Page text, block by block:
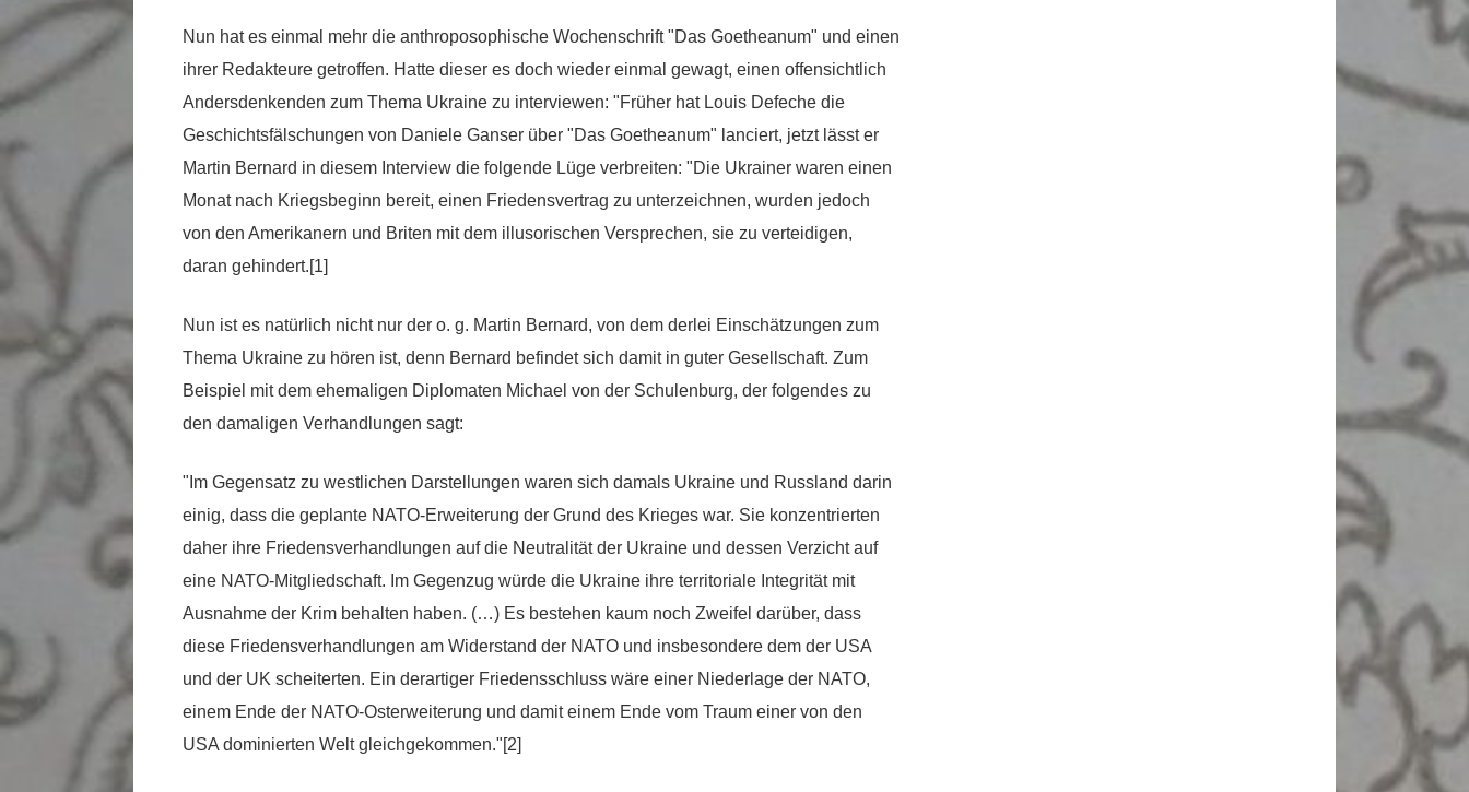
Nun hat es einmal mehr die anthroposophische Wochenschrift "Das Goetheanum" und einen
ihrer Redakteure getroffen. Hatte dieser es doch wieder einmal gewagt, einen offensichtlich
Andersdenkenden zum Thema Ukraine zu interviewen: "Früher hat Louis Defeche die
Geschichtsfälschungen von Daniele Ganser über "Das Goetheanum" lanciert, jetzt lässt er
Martin Bernard in diesem Interview die folgende Lüge verbreiten: "Die Ukrainer waren einen
Monat nach Kriegsbeginn bereit, einen Friedensvertrag zu unterzeichnen, wurden jedoch
von den Amerikanern und Briten mit dem illusorischen Versprechen, sie zu verteidigen,
daran gehindert.[1]
Nun ist es natürlich nicht nur der o. g. Martin Bernard, von dem derlei Einschätzungen zum
Thema Ukraine zu hören ist, denn Bernard befindet sich damit in guter Gesellschaft. Zum
Beispiel mit dem ehemaligen Diplomaten Michael von der Schulenburg, der folgendes zu
den damaligen Verhandlungen sagt:
"Im Gegensatz zu westlichen Darstellungen waren sich damals Ukraine und Russland darin
einig, dass die geplante NATO-Erweiterung der Grund des Krieges war. Sie konzentrierten
daher ihre Friedensverhandlungen auf die Neutralität der Ukraine und dessen Verzicht auf
eine NATO-Mitgliedschaft. Im Gegenzug würde die Ukraine ihre territoriale Integrität mit
Ausnahme der Krim behalten haben. (…) Es bestehen kaum noch Zweifel darüber, dass
diese Friedensverhandlungen am Widerstand der NATO und insbesondere dem der USA
und der UK scheiterten. Ein derartiger Friedensschluss wäre einer Niederlage der NATO,
einem Ende der NATO-Osterweiterung und damit einem Ende vom Traum einer von den
USA dominierten Welt gleichgekommen."[2]